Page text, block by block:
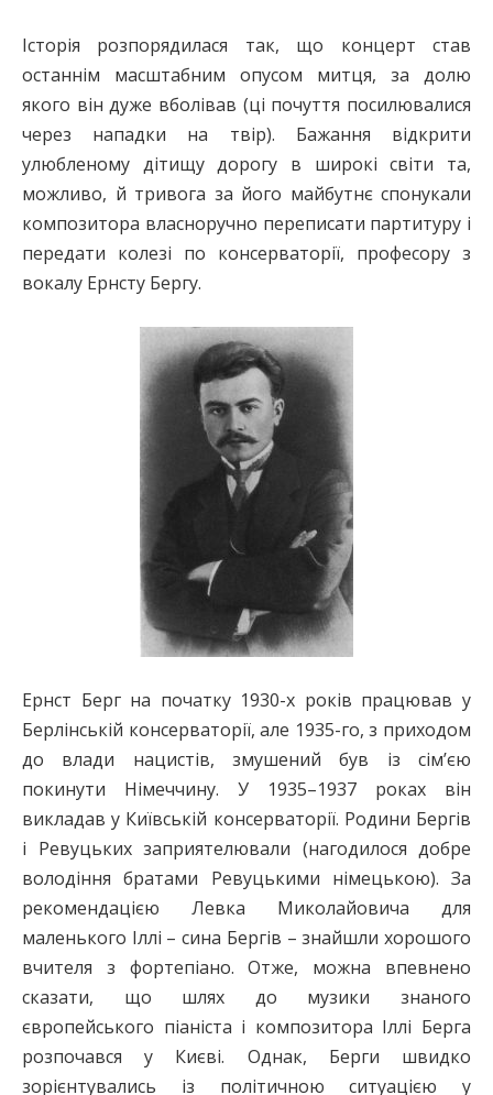
Історія розпорядилася так, що концерт став
останнім масштабним опусом митця, за долю
якого він дуже вболівав (ці почуття посилювалися
через нападки на твір). Бажання відкрити
улюбленому дітищу дорогу в широкі світи та,
можливо, й тривога за його майбутнє спонукали
композитора власноручно переписати партитуру і
передати колезі по консерваторії, професору з
вокалу Ернсту Бергу.
Ернст Берг на початку 1930-х років працював у
Бер­лінській консерваторії, але 1935-го, з приходом
до влади нацистів, змушений був із сім’єю
покинути Німеччину. У 1935–1937 роках він
викладав у Київській консерваторії. Родини Бергів
і Ревуцьких заприятелювали (нагодилося добре
володіння братами Ревуцькими німецькою). За
рекомендацією Левка Миколайовича для
маленького Іллі – сина Бергів – знайшли хорошого
вчителя з фортепіано. Отже, можна впевнено
сказати, що шлях до музики знаного
європейського піаніста і композитора Іллі Берга
розпочався у Києві. Однак, Берги швидко
зорієнтувались із політичною ситуацією у